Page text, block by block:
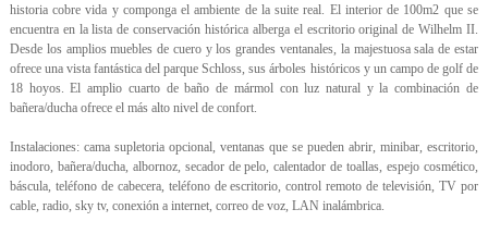
historia cobre vida y componga el ambiente de la suite real. El interior de 100m2 que se
encuentra en la lista de conservación histórica alberga el escritorio original de Wilhelm II.
Desde los amplios muebles de cuero y los grandes ventanales, la majestuosa sala de estar
ofrece una vista fantástica del parque Schloss, sus árboles históricos y un campo de golf de
18 hoyos. El amplio cuarto de baño de mármol con luz natural y la combinación de
bañera/ducha ofrece el más alto nivel de confort.
Instalaciones: cama supletoria opcional, ventanas que se pueden abrir, minibar, escritorio,
inodoro, bañera/ducha, albornoz, secador de pelo, calentador de toallas, espejo cosmético,
báscula, teléfono de cabecera, teléfono de escritorio, control remoto de televisión, TV por
cable, radio, sky tv, conexión a internet, correo de voz, LAN inalámbrica.